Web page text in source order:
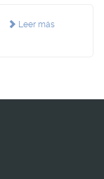
Leer más